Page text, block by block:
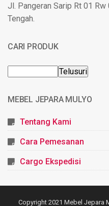
Jl. Pangeran Sarip Rt 01
Tengah.
CARI PRODUK
MEBEL JEPARA MULYO
Tentang Kami
Cara Pemesanan
Cargo Ekspedisi
Copyright 2021 Mebel Jepara